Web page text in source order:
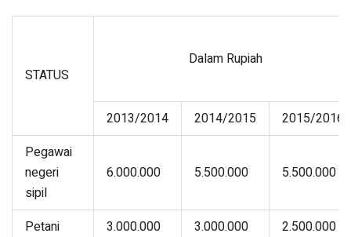
STATUS
Dalam Rupiah
2013/2014 2014/2015
2015/2016
Pegawai
negeri
sipil
6.000.000 5.500.000 5.500.000
Petani 3.000.000 3.000.000
2.500.000